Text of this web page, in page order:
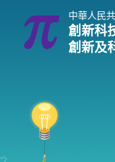
中華人民
創新科
創新及
創新及科技支援
內地與香港科技
企業支援計劃
科技支援計劃概覽
讓